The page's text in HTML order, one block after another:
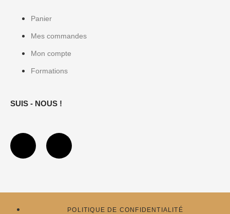
Panier
Mes commandes
Mon compte
Formations
SUIS - NOUS !
POLITIQUE DE CONFIDENTIALITÉ